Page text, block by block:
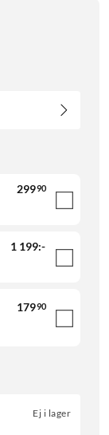
29990
1 199:-
17990
Ej i lager